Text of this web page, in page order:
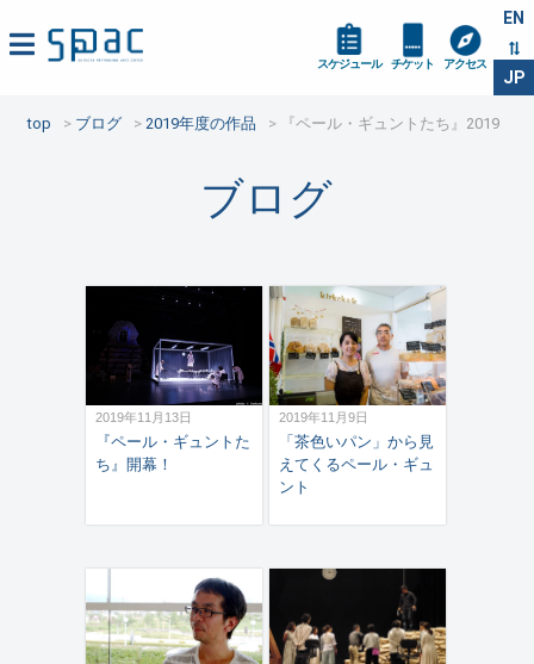
EN
JP
スケジュール チケット アクセス
top ブログ 2019年度の作品 『ペール・ギュントたち』2019
ブログ
2019年11月13日
『ペール・ギュントた
ち』開幕！
2019年11月9日
「茶色いパン」から見
えてくるペール・ギュ
ント